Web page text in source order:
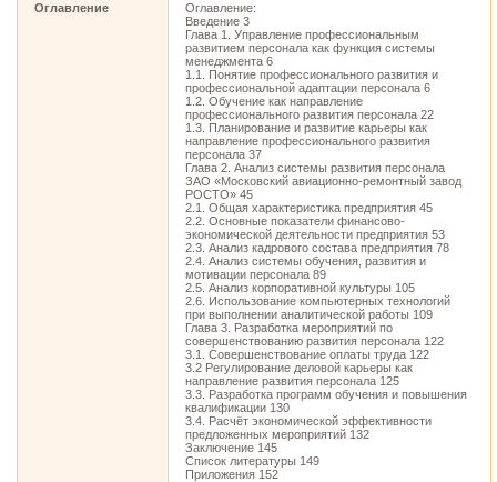
Оглавление
Оглавление:
Введение 3
Глава 1. Управление профессиональным
развитием персонала как функция системы
менеджмента 6
1.1. Понятие профессионального развития и
профессиональной адаптации персонала 6
1.2. Обучение как направление
профессионального развития персонала 22
1.3. Планирование и развитие карьеры как
направление профессионального развития
персонала 37
Глава 2. Анализ системы развития персонала
ЗАО «Московский авиационно-ремонтный завод
РОСТО» 45
2.1. Общая характеристика предприятия 45
2.2. Основные показатели финансово-
экономической деятельности предприятия 53
2.3. Анализ кадрового состава предприятия 78
2.4. Анализ системы обучения, развития и
мотивации персонала 89
2.5. Анализ корпоративной культуры 105
2.6. Использование компьютерных технологий
при выполнении аналитической работы 109
Глава 3. Разработка мероприятий по
совершенствованию развития персонала 122
3.1. Совершенствование оплаты труда 122
3.2 Регулирование деловой карьеры как
направление развития персонала 125
3.3. Разработка программ обучения и повышения
квалификации 130
3.4. Расчёт экономической эффективности
предложенных мероприятий 132
Заключение 145
Список литературы 149
Приложения 152